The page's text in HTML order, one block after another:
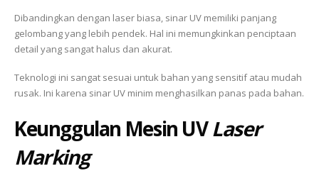
Dibandingkan dengan laser biasa, sinar UV memiliki panjang
gelombang yang lebih pendek. Hal ini memungkinkan penciptaan
detail yang sangat halus dan akurat.
Teknologi ini sangat sesuai untuk bahan yang sensitif atau mudah
rusak. Ini karena sinar UV minim menghasilkan panas pada bahan.
Keunggulan Mesin UVLaser
Marking